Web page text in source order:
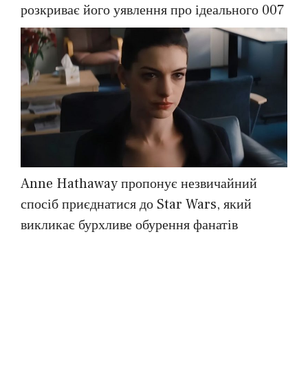
розкриває його уявлення про ідеального 007
Anne Hathaway пропонує незвичайний
спосіб приєднатися до Star Wars, який
викликає бурхливе обурення фанатів